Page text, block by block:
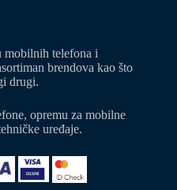
telefona i
brendova kao što
drugi.
opremu za mobilne
uređaje.